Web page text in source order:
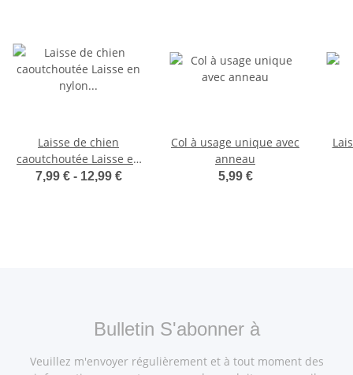
Laisse de chien
caoutchoutée Laisse en
nylon Premium Super-
7,99 € - 12,99 €
Col à usage unique avec
anneau
5,99 €
Bulletin S'abonner à
Veuillez m'envoyer régulièrement et à tout moment des